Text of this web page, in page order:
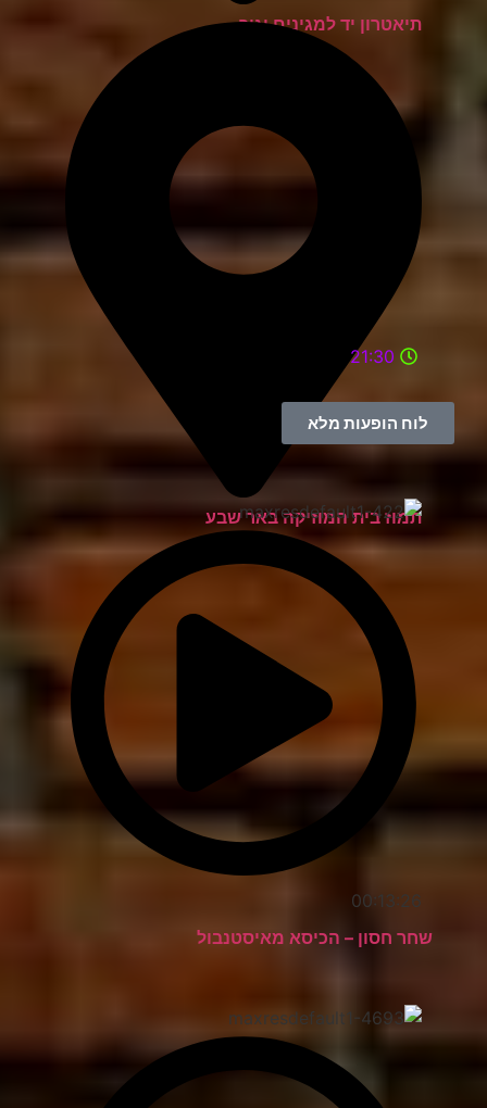
תיאטרון יד למגינים יגור
תמוז בית המוזיקה באר שבע
21:30
לוח הופעות מלא
00:13:26
שחר חסון – הכיסא מאיסטנבול